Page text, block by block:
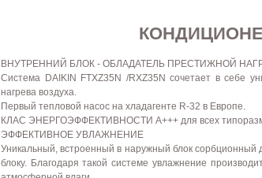
ВНУТРЕННИЙ БЛОК - ОБЛАДАТЕЛЬ ПРЕСТИЖНОЙ
Система DAIKIN FTXZ35N /RXZ35N сочетает в себе
нагрева воздуха.
Первый тепловой насос на хладагенте R-32 в Европе.
КЛАС ЭНЕРГОЭФФЕКТИВНОСТИ A+++ для всех
ЭФФЕКТИВНОЕ УВЛАЖНЕНИЕ
Уникальный, встроенный в наружный блок сорбционный
блоку. Благодаря такой системе увлажнение